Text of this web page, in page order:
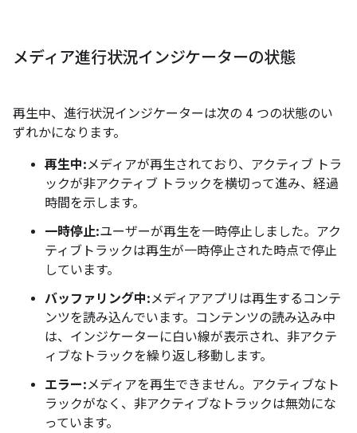
メディア進行状況インジケーターの状態
再生中、進行状況インジケーターは次の 4 つの状態のい
ずれかになります。
再生中:メディアが再生されており、アクティブ トラ
ックが非アクティブ トラックを横切って進み、経過
時間を示します。
一時停止:ユーザーが再生を一時停止しました。アク
ティブトラックは再生が一時停止された時点で停止
しています。
バッファリング中:メディアアプリは再生するコンテ
ンツを読み込んでいます。コンテンツの読み込み中
は、インジケーターに白い線が表示され、非アクテ
ィブなトラックを繰り返し移動します。
エラー:メディアを再生できません。アクティブなト
ラックがなく、非アクティブなトラックは無効にな
っています。